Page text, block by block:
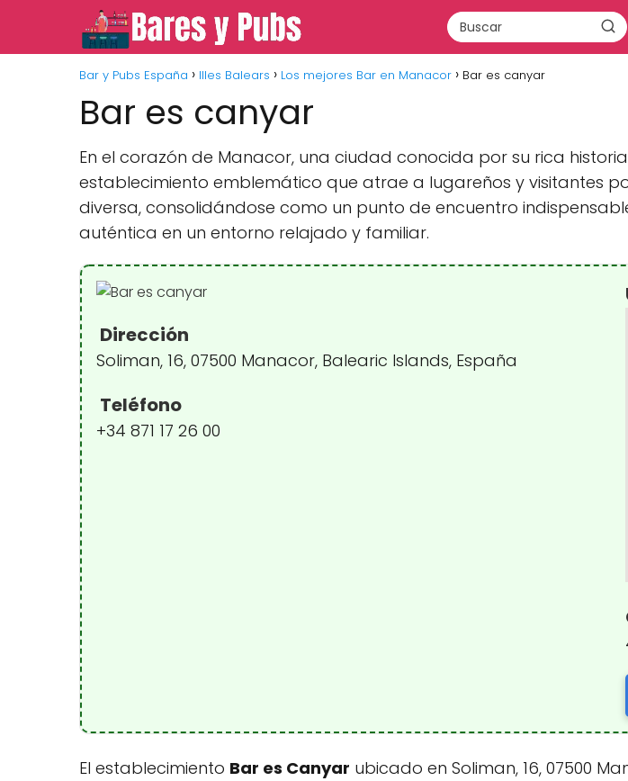
Bar y Pubs España Illes Balears Los mejores Bar en Manacor Bar es canyar
Bar es canyar
En el corazón de Manacor, una ciudad conocida por su rica
establecimiento emblemático que atrae a lugareños y visitantes
diversa, consolidándose como un punto de encuentro
auténtica en un entorno relajado y familiar.
Dirección
Soliman, 16, 07500 Manacor, Balearic Islands, España
Teléfono
+34 871 17 26 00
El establecimiento Bar es Canyar ubicado en Soliman, 16, 07500